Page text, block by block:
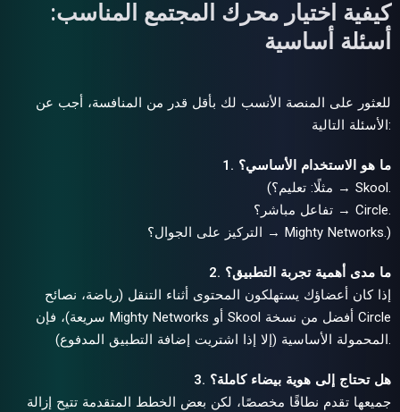
كيفية اختيار محرك المجتمع المناسب:
أسئلة أساسية
للعثور على المنصة الأنسب لك بأقل قدر من المنافسة، أجب عن
الأسئلة التالية:
1. ما هو الاستخدام الأساسي؟
(مثلًا: تعليم؟ → Skool.
تفاعل مباشر؟ → Circle.
التركيز على الجوال؟ → Mighty Networks.)
2. ما مدى أهمية تجربة التطبيق؟
إذا كان أعضاؤك يستهلكون المحتوى أثناء التنقل (رياضة، نصائح
سريعة)، فإن Mighty Networks أو Skool أفضل من نسخة Circle
المحمولة الأساسية (إلا إذا اشتريت إضافة التطبيق المدفوع).
3. هل تحتاج إلى هوية بيضاء كاملة؟
جميعها تقدم نطاقًا مخصصًا، لكن بعض الخطط المتقدمة تتيح إزالة